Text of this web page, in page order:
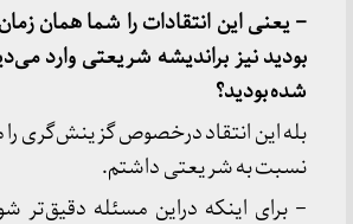
– یعنی این انتقادات را شما همان
بودید نیز براندیشه شریعتی وارد
شده بودید؟
بله این انتقاد درخصوص گزینش‌گری
نسبت به شریعتی داشتم.
– برای اینکه دراین مسئله دقیق‌تر